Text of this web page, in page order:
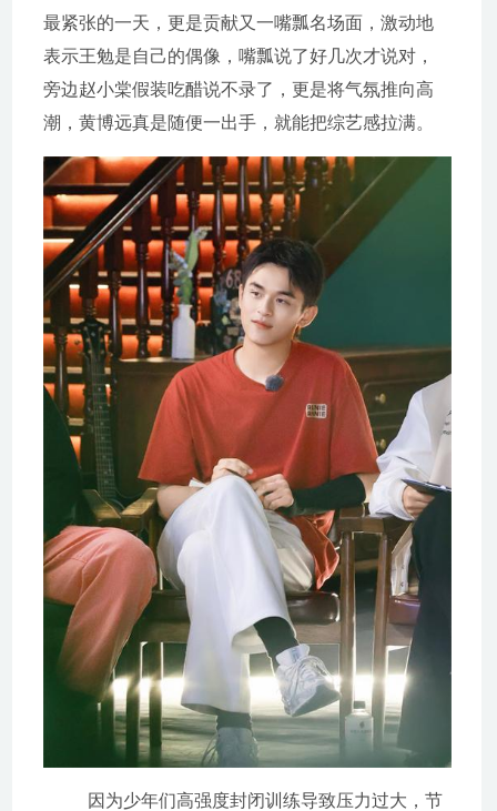
最紧张的一天，更是贡献又一嘴瓢名场面，激动地
表示王勉是自己的偶像，嘴瓢说了好几次才说对，
旁边赵小棠假装吃醋说不录了，更是将气氛推向高
潮，黄博远真是随便一出手，就能把综艺感拉满。
因为少年们高强度封闭训练导致压力过大，节